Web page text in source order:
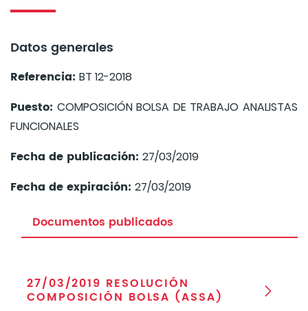
Datos generales
Referencia: BT 12-2018
Puesto: COMPOSICIÓN BOLSA DE TRABAJO ANALISTAS
FUNCIONALES
Fecha de publicación: 27/03/2019
Fecha de expiración: 27/03/2019
Documentos publicados
27/03/2019 RESOLUCIÓN
COMPOSICIÓN BOLSA (ASSA)